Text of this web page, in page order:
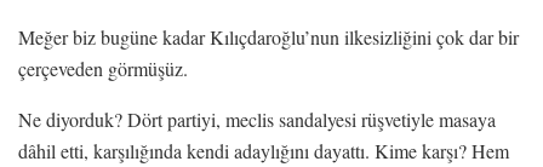
Meğer biz bugüne kadar Kılıçdaroğlu’nun ilkesizliğini çok dar bir
çerçeveden görmüşüz.
Ne diyorduk? Dört partiyi, meclis sandalyesi rüşvetiyle masaya
dâhil etti, karşılığında kendi adaylığını dayattı. Kime karşı? Hem